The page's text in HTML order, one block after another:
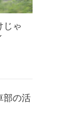
じゃ
部の活